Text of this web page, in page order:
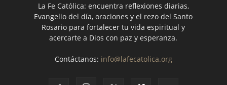
La Fe Católica: encuentra reflexiones diarias,
Evangelio del día, oraciones y el rezo del Santo
Rosario para fortalecer tu vida espiritual y
acercarte a Dios con paz y esperanza.
Contáctanos: info@lafecatolica.org